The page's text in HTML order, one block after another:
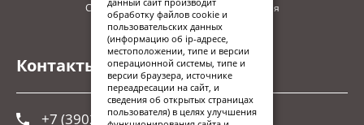
Сайт находится в процессе наполнения
Контакты
+7 (3902) 248-026
обработку файлов cookie и
пользовательских данных
(информацию об ip-адресе,
местоположении, типе и версии
операционной системы, типе и
версии браузера, источнике
переадресации на сайт, и
сведения об открытых страницах
пользователя) в целях улучшения